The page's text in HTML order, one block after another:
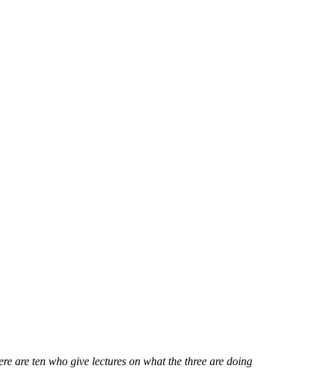
are ten who give lectures on what the three are doing